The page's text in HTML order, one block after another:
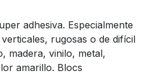
adhesiva. Especialmente
rugosas o de difícil
madera, vinilo, metal,
amarillo. Blocs